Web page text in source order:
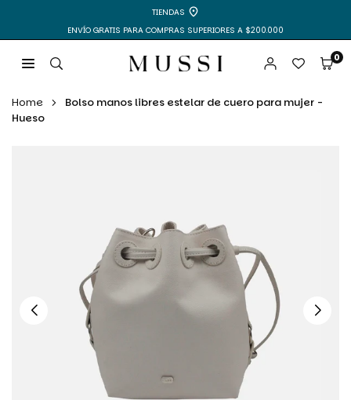
al
contenido
TIENDAS
ENVÍO GRATIS PARA COMPRAS SUPERIORES A $200.000
MUSSI
|
ZAPATOS
HOMBRE
0
Home
Bolso manos libres estelar de cuero para mujer -
Hueso